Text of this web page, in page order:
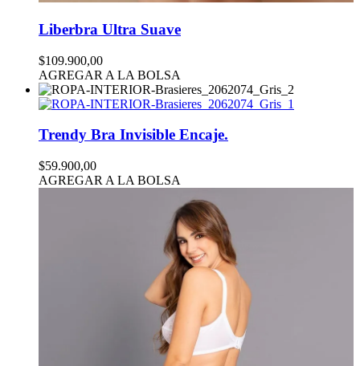
Liberbra Ultra Suave
$109.900,00
AGREGAR A LA BOLSA
Trendy Bra Invisible Encaje.
$59.900,00
AGREGAR A LA BOLSA